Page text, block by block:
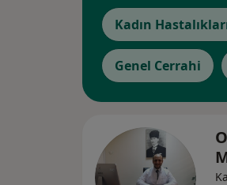
Kadın
Genel Cerrahi